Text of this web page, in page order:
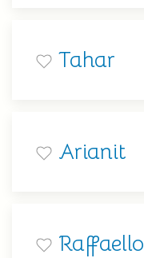
Tahar
Arianit
Raffaello